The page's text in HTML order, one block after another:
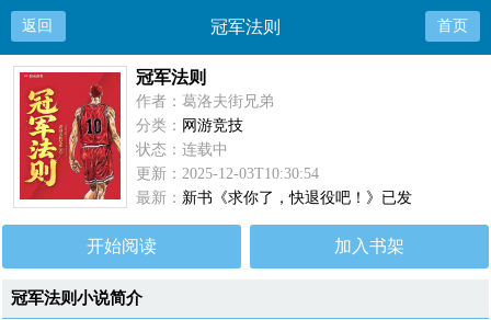
返回 冠军法则 首页
冠军法则
作者：葛洛夫街兄弟
分类： 网游竞技
状态：连载中
更新：2025-12-03T10:30:54
最新： 新书《求你了，快退役吧！》已发
开始阅读 加入书架
冠军法则小说简介